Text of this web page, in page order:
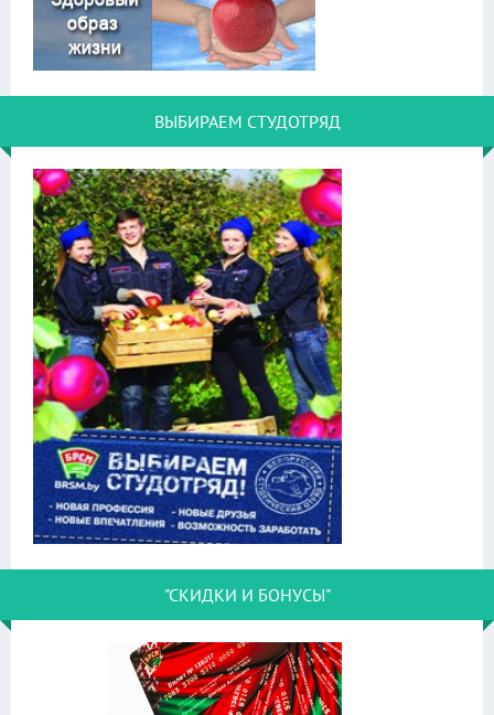
ВЫБИРАЕМ СТУДОТРЯД
"СКИДКИ И БОНУСЫ"